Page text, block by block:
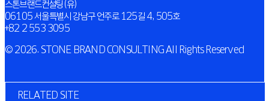
스톤브랜드컨설팅(유)
06105 서울특별시 강남구 언주로 125길 4, 505호
+82 2 553 3095
© 2026. STONE BRAND CONSULTING All Rights Reserved
RELATED SITE